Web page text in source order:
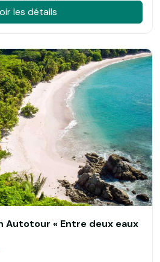
les détails
Autotour « Entre deux eaux